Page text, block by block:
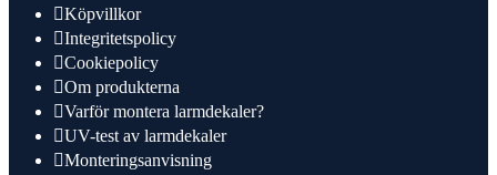
Köpvillkor
Integritetspolicy
Cookiepolicy
Om produkterna
Varför montera larmdekaler?
UV-test av larmdekaler
Monteringsanvisning